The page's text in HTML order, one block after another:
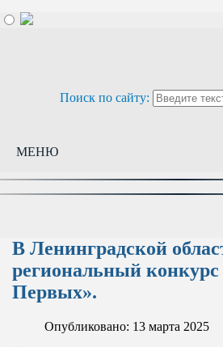
Поиск по сайту:
МЕНЮ
В Ленинградской
региональный
Первых».
Опубликовано: 13 марта 2025